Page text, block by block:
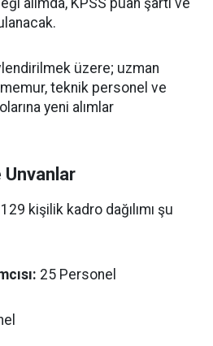
alımda, KPSS puan şartı ve
üzere; uzman
memur, teknik personel ve
yeni alımlar
Unvanlar
kişilik kadro dağılımı şu
25 Personel